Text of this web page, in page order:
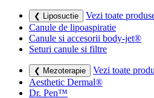
❮ Liposuctie
Vezi toate
Canule de lipoaspiratie
Canule si accesorii body-jet®
Seturi canule si filtre
❮ Mezoterapie
Vezi toate
Aesthetic Dermal®
Dr. Pen™